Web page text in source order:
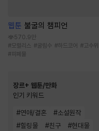
웹툰 불굴의 챔피언
570.9만
#모럴리스 #굴림수 #하드코어 #고수위
#피폐물
장르+ 웹툰/만화
인기 키워드
#연애/결혼 #소설원작
#힐링물 #친구 #현대물